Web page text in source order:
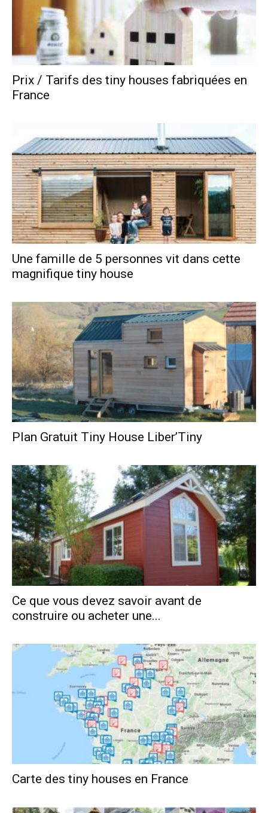
Prix / Tarifs des tiny houses fabriquées en
France
Une famille de 5 personnes vit dans cette
magnifique tiny house
Plan Gratuit Tiny House Liber’Tiny
Ce que vous devez savoir avant de
construire ou acheter une...
Carte des tiny houses en France